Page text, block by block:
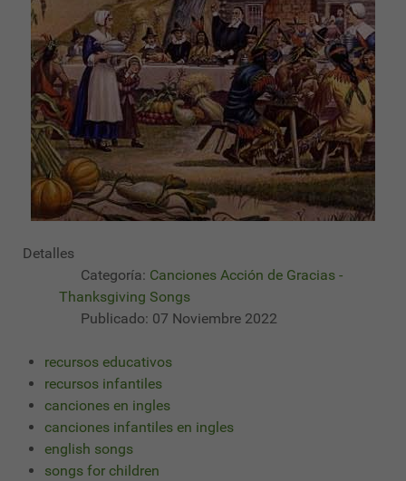
Detalles
Categoría: Canciones Acción de Gracias -
Thanksgiving Songs
Publicado: 07 Noviembre 2022
recursos educativos
recursos infantiles
canciones en ingles
canciones infantiles en ingles
english songs
songs for children